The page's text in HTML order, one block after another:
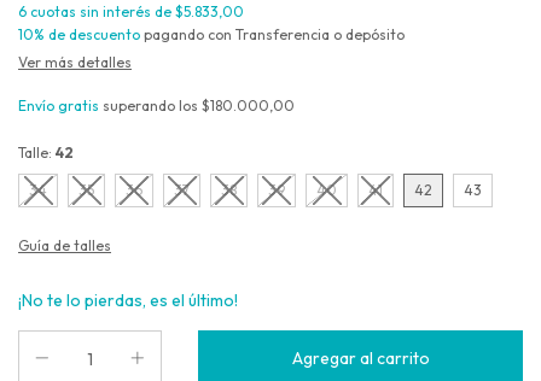
6 cuotas sin interés de $5.833,00
10% de descuento pagando con Transferencia o depósito
Ver más detalles
Envío gratis superando los $180.000,00
Talle: 42
34 35 36 37 38 39 40 41 42 43
Guía de talles
¡No te lo pierdas, es el último!